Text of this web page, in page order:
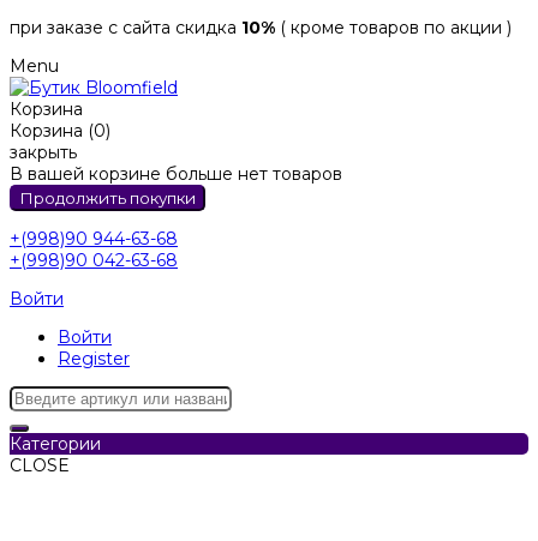
при заказе с сайта скидка 10% ( кроме товаров по акции )
Menu
Корзина
Корзина (0)
закрыть
В вашей корзине больше нет товаров
Продолжить покупки
+(998)90 944-63-68
+(998)90 042-63-68
Войти
Войти
Register
Категории
CLOSE